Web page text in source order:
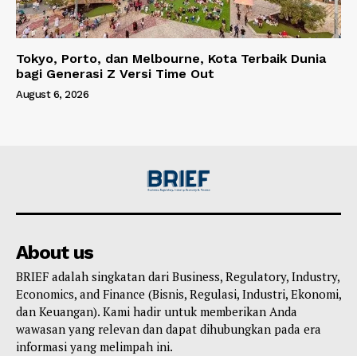
Tokyo, Porto, dan Melbourne, Kota Terbaik Dunia
bagi Generasi Z Versi Time Out
August 6, 2026
About us
BRIEF adalah singkatan dari Business, Regulatory, Industry,
Economics, and Finance (Bisnis, Regulasi, Industri, Ekonomi,
dan Keuangan). Kami hadir untuk memberikan Anda
wawasan yang relevan dan dapat dihubungkan pada era
informasi yang melimpah ini.